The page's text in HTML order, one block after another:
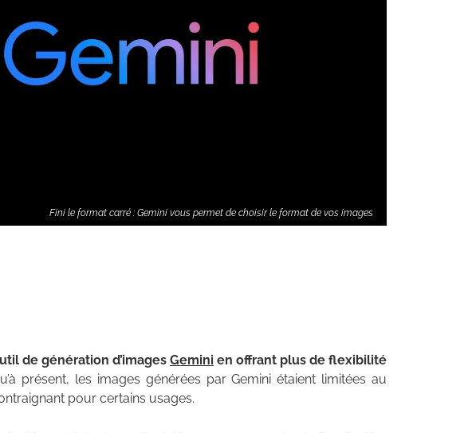
Fini le format carré : Gemini vous permet de choisir le format de vos images
de génération d’images Gemini en offrant plus de flexibilité
présent, les images générées par Gemini étaient limitées au
pour certains usages.